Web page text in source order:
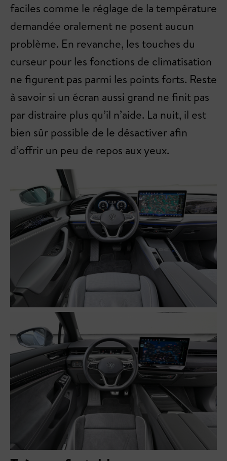
faciles comme le réglage de la température
demandée oralement ne posent aucun
problème. En revanche, les touches du
curseur pour les fonctions de climatisation
ne figurent pas parmi les points forts. Reste
à savoir si un écran aussi grand ne finit pas
par distraire plus qu’il n’aide. La nuit, il est
bien sûr possible de le désactiver afin
d’offrir un peu de repos aux yeux.